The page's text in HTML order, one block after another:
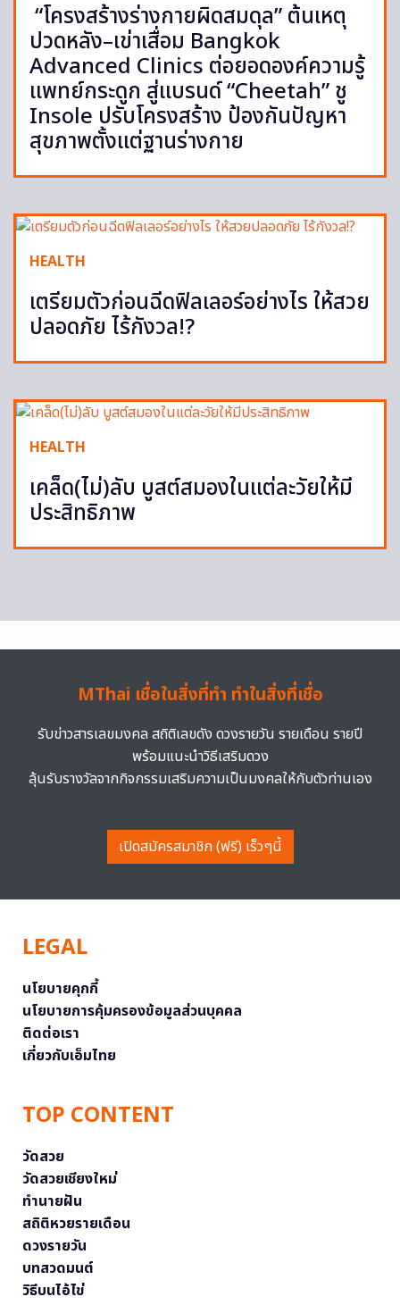
“โครงสร้างร่างกายผิดสมดุล” ต้นเหตุ
ปวดหลัง–เข่าเสื่อม Bangkok
Advanced Clinics ต่อยอดองค์ความรู้
แพทย์กระดูก สู่แบรนด์ “Cheetah” ชู
Insole ปรับโครงสร้าง ป้องกันปัญหา
สุขภาพตั้งแต่ฐานร่างกาย
HEALTH
เตรียมตัวก่อนฉีดฟิลเลอร์อย่างไร ให้สวย
ปลอดภัย ไร้กังวล!?
HEALTH
เคล็ด(ไม่)ลับ บูสต์สมองในแต่ละวัยให้มี
ประสิทธิภาพ
MThai เชื่อในสิ่งที่ทำ ทำในสิ่งที่เชื่อ
รับข่าวสารเลขมงคล สถิติเลขดัง ดวงรายวัน รายเดือน รายปี
พร้อมแนะนำวิธีเสริมดวง
ลุ้นรับรางวัลจากกิจกรรมเสริมความเป็นมงคลให้กับตัวท่านเอง
เปิดสมัครสมาชิก (ฟรี) เร็วๆนี้
LEGAL
นโยบายคุกกี้
นโยบายการคุ้มครองข้อมูลส่วนบุคคล
ติดต่อเรา
เกี่ยวกับเอ็มไทย
TOP CONTENT
วัดสวย
วัดสวยเชียงใหม่
ทำนายฝัน
สถิติหวยรายเดือน
ดวงรายวัน
บทสวดมนต์
วิธีบนไอ้ไข่